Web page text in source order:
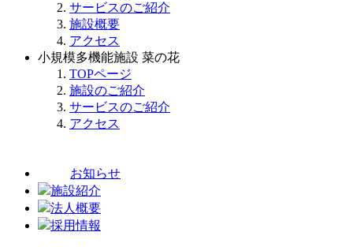
サービスのご紹介
施設概要
アクセス
小規模多機能施設 菜の花
TOPページ
施設のご紹介
サービスのご紹介
アクセス
お知らせ
施設紹介
法人概要
採用情報